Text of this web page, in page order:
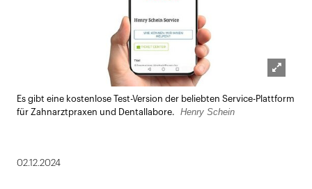
öffnen
Es gibt eine kostenlose Test-Version der beliebten Service-Plattform
für Zahnarztpraxen und Dentallabore.
Henry Schein
02.12.2024